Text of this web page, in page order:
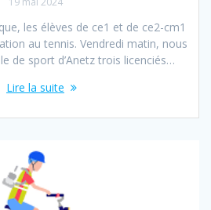
les élèves de ce1 et de ce2-cm1
au tennis. Vendredi matin, nous
de sport d’Anetz trois licenciés…
Lire la suite